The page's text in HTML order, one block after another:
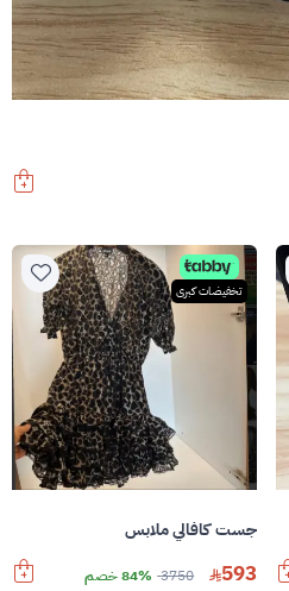
تخفيضات كبرى
جست كافالي ملابس
593
3750 84% خصم